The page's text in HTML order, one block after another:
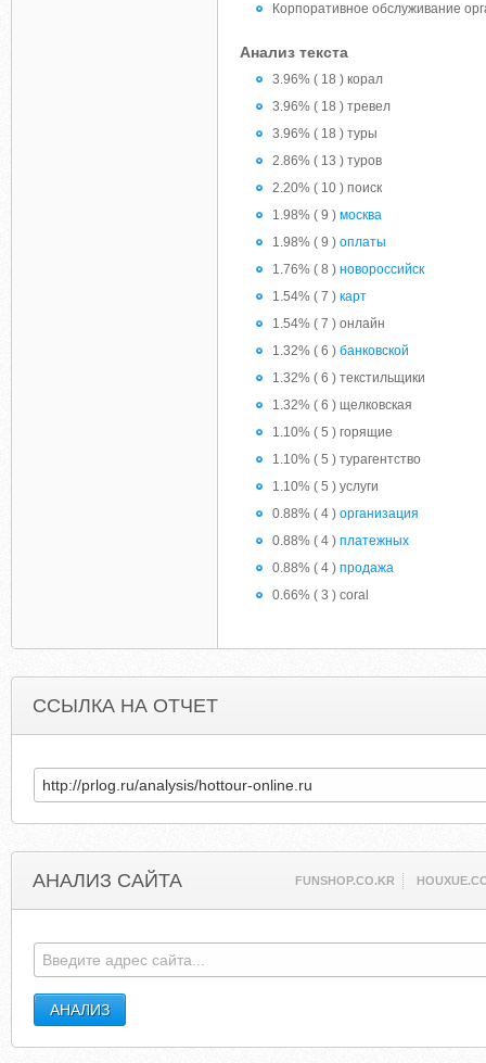
Корпоративное обслуживание
Анализ текста
3.96% ( 18 ) корал
3.96% ( 18 ) тревел
3.96% ( 18 ) туры
2.86% ( 13 ) туров
2.20% ( 10 ) поиск
1.98% ( 9 ) москва
1.98% ( 9 ) оплаты
1.76% ( 8 ) новороссийск
1.54% ( 7 ) карт
1.54% ( 7 ) онлайн
1.32% ( 6 ) банковской
1.32% ( 6 ) текстильщики
1.32% ( 6 ) щелковская
1.10% ( 5 ) горящие
1.10% ( 5 ) турагентство
1.10% ( 5 ) услуги
0.88% ( 4 ) организация
0.88% ( 4 ) платежных
0.88% ( 4 ) продажа
0.66% ( 3 ) coral
ССЫЛКА НА ОТЧЕТ
АНАЛИЗ САЙТА FUNSHOP.CO.KR